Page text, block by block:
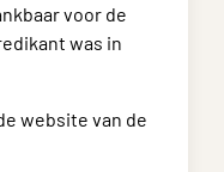
voor de
was in
website van de